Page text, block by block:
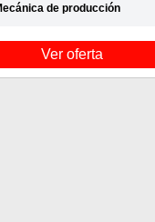
de producción
Ver oferta